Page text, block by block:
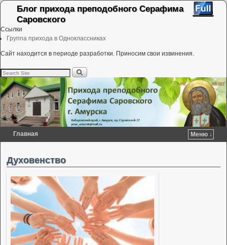
Блог прихода преподобного Серафима
Саровского
Ссылки
Группа прихода в Одноклассниках
Сайт находится в периоде разработки. Приносим свои извинения.
Главная
Меню ↓
Духовенство